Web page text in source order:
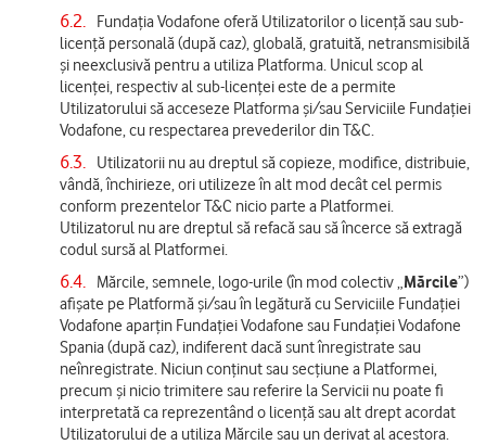
6.2.
Fundația Vodafone oferă Utilizatorilor o licență sau sub-
licență personală (după caz), globală, gratuită, netransmisibilă
şi neexclusivă pentru a utiliza Platforma. Unicul scop al
licenței, respectiv al sub-licenței este de a permite
Utilizatorului să acceseze Platforma și/sau Serviciile Fundației
Vodafone, cu respectarea prevederilor din T&C.
6.3.
Utilizatorii nu au dreptul să copieze, modifice, distribuie,
vândă, închirieze, ori utilizeze în alt mod decât cel permis
conform prezentelor T&C nicio parte a Platformei.
Utilizatorul nu are dreptul să refacă sau să încerce să extragă
codul sursă al Platformei.
6.4. Mărcile, semnele, logo-urile (în mod colectiv „Mărcile”)
afișate pe Platformă și/sau în legătură cu Serviciile Fundației
Vodafone aparțin Fundației Vodafone sau Fundației Vodafone
Spania (după caz), indiferent dacă sunt înregistrate sau
neînregistrate. Niciun conținut sau secțiune a Platformei,
precum și nicio trimitere sau referire la Servicii nu poate fi
interpretată ca reprezentând o licență sau alt drept acordat
Utilizatorului de a utiliza Mărcile sau un derivat al acestora.